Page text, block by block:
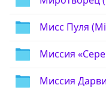
Мисс Пуля
Миссия
Миссия